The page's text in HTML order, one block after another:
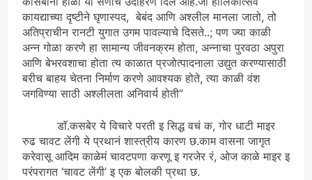
कायद्याच्या दृष्टीने घृणास्पद, बेबंद आणि अश्लील मानला जातो, तो
अतिप्राचीन रानटी युगात उगम पावल्याचे दिसते..; पण ज्या काळी
अन्न गोळा करणे हा सामान्य जीवनक्रम होता, अन्नाचा पुरवठा अपुरा
आणि बेभरवशाचा होता त्य काळात प्रजोत्पादनाला उद्युत करण्यासाठी
बरीच बाहय चेतना निर्माण करणे आवश्यक होते, त्या काळी वंश
जगविण्या साठी अश्लीलता अनिवार्य होती”
डाॅ.कसबेर ये विचारे परती इ सिद्ध वचं क, गोर धाटी माइर
रुढ चावट लेंगी ये प्रथानं शास्त्रीय कारण छ.काम वासना जागृत
करेवासू आदिम काळेमं चावटपणा करणू इ गरजेर रं, ओज काळे माइर इ
परंपरागत ‘चावट लेंगी’ इ एक बोलकी प्रथा छ.